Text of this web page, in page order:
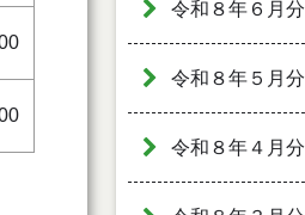
令和８年６月分
令和８年５月分
令和８年４月分